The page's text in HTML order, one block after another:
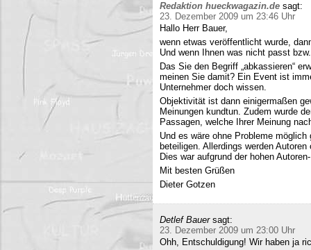
Redaktion hueckwagazin.de sagt:
23. Dezember 2009 um 23:46 Uhr
Hallo Herr Bauer,
wenn etwas veröffentlicht wurde,
Und wenn Ihnen was nicht passt
Das Sie den Begriff „abkassieren“
meinen Sie damit? Ein Event ist
Unternehmer doch wissen.
Objektivität ist dann einigermaßen
Meinungen kundtun. Zudem wurde
Passagen, welche Ihrer Meinung
Und es wäre ohne Probleme
beteiligen. Allerdings werden
Dies war aufgrund der hohen
Mit besten Grüßen
Dieter Gotzen
Detlef Bauer sagt:
23. Dezember 2009 um 23:00 Uhr
Ohh, Entschuldigung! Wir haben ja